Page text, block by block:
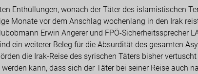
Enthüllungen, wonach der Täter des islamistischen
Monate vor dem Anschlag wochenlang in den Irak
Erwin Angerer und FPÖ-Sicherheitssprecher
ein weiterer Beleg für die Absurdität des gesamten
die Irak-Reise des syrischen Täters bisher
kann, dass sich der Täter bei seiner Reise auch